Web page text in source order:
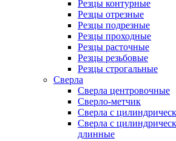
Резцы контурные
Резцы отрезные
Резцы подрезные
Резцы проходные
Резцы расточные
Резцы резьбовые
Резцы строгальные
Сверла
Сверла центровочные
Сверло-метчик
Сверла с
Сверла с
длинные